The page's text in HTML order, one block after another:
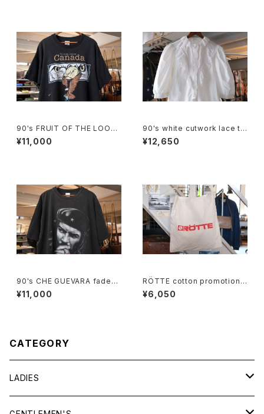
90's FRUIT OF THE LOOM
eagle printed Tee "Made i
n CANADA"
¥11,000
90's white cutwork lace tri
mmed cotton Blouse
¥12,650
90's CHE GUEVARA fade-b
lack cotton photo print Te
e
¥11,000
RÖTTE cotton promotional
shoulder Bag
¥6,050
CATEGORY
LADIES